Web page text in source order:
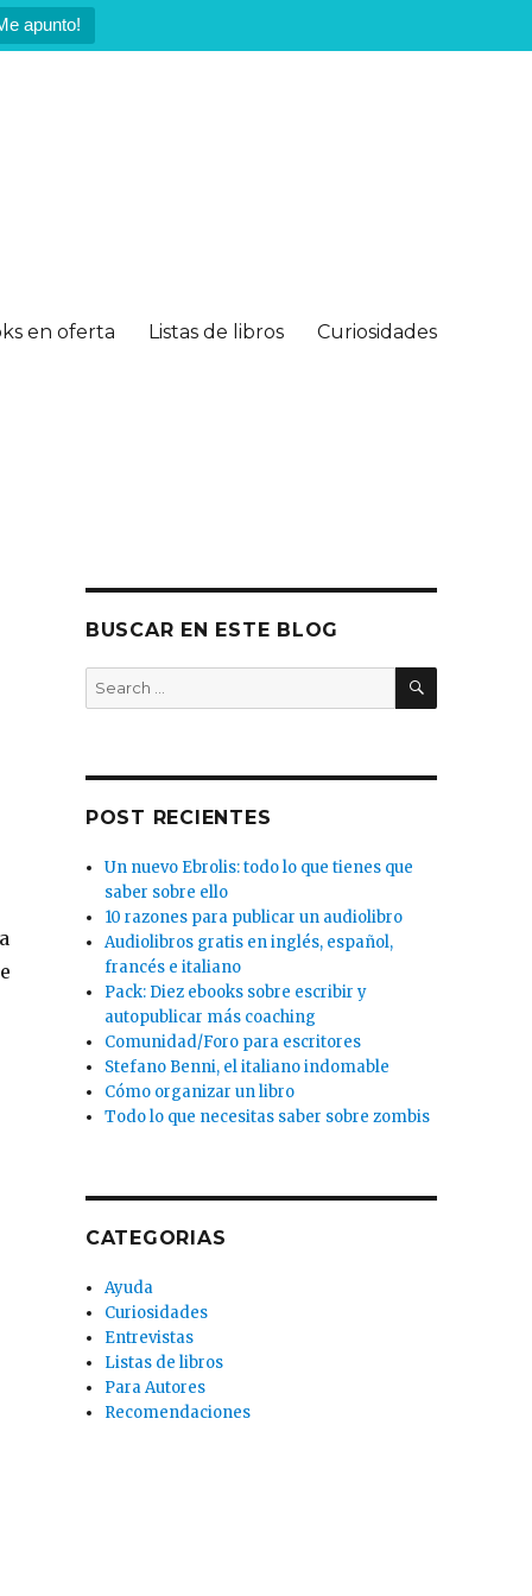
apunto!
en oferta Listas de libros Curiosidades
BUSCAR EN ESTE BLOG
Search
for:
SEARCH
POST RECIENTES
Un nuevo Ebrolis: todo lo que tienes que
saber sobre ello
10 razones para publicar un audiolibro
Audiolibros gratis en inglés, español,
francés e italiano
Pack: Diez ebooks sobre escribir y
autopublicar más coaching
Comunidad/Foro para escritores
Stefano Benni, el italiano indomable
Cómo organizar un libro
Todo lo que necesitas saber sobre zombis
CATEGORIAS
Ayuda
Curiosidades
Entrevistas
Listas de libros
Para Autores
Recomendaciones